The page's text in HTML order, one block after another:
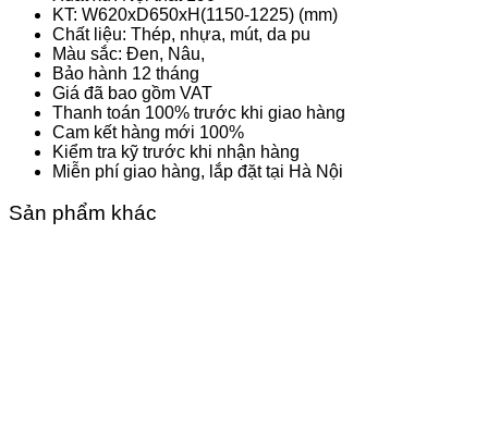
KT: W620xD650xH(1150-1225) (mm)
Chất liệu: Thép, nhựa, mút, da pu
Màu sắc: Đen, Nâu,
Bảo hành 12 tháng
Giá đã bao gồm VAT
Thanh toán 100% trước khi giao hàng
Cam kết hàng mới 100%
Kiểm tra kỹ trước khi nhận hàng
Miễn phí giao hàng, lắp đặt tại Hà Nội
Sản phẩm khác